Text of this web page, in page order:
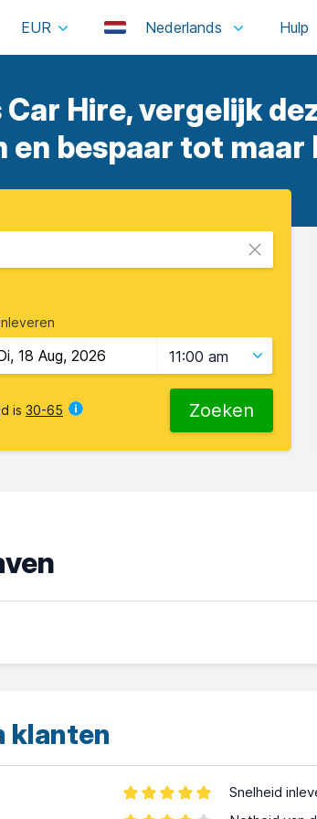
EUR Nederlands
Hire, vergelijk
bespaar tot maar
11:00 am
is 30-65 Zoeken
klanten
Snelheid